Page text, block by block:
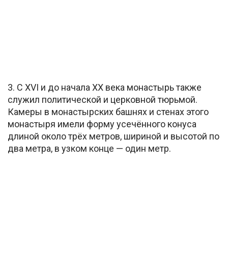
3. С XVI и до начала XX века монастырь также
служил политической и церковной тюрьмой.
Камеры в монастырских башнях и стенах этого
монастыря имели форму усечённого конуса
длиной около трёх метров, шириной и высотой по
два метра, в узком конце — один метр.